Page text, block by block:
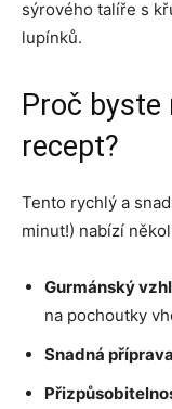
sýrového talíře s
lupínků.
Proč byste
recept?
Tento rychlý a
minut!) nabízí
Gurmánský
na pochoutky
Snadná